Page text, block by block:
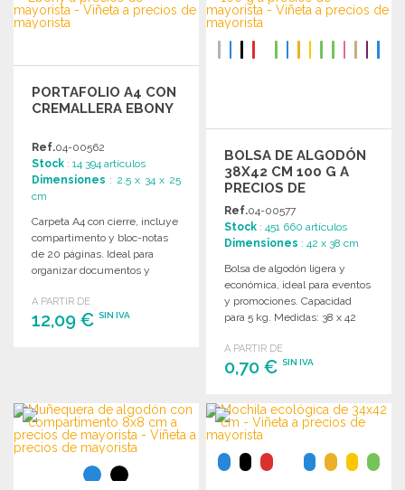
Solicitar un presupuesto Solicitar un presupuesto
PORTAFOLIO A4 CON
CREMALLERA EBONY
Ref.04-00562
Stock : 14 394 artículos
Dimensiones : 2.5 x 34 x 25
cm
Carpeta A4 con cierre, incluye
compartimento y bloc-notas
de 20 páginas. Ideal para
organizar documentos y
Dimensiones: 34 x 2,5 x 25
cm.
A PARTIR DE
12,09 € SIN IVA
BOLSA DE ALGODÓN
38X42 CM 100 G A
PRECIOS DE
MAYORISTA
Ref.04-00577
Stock : 451 660 artículos
Dimensiones : 42 x 38 cm
Bolsa de algodón ligera y
económica, ideal para eventos
y promociones. Capacidad
para 5 kg. Medidas: 38 x 42
A PARTIR DE
0,70 €SIN IVA
PEDIR
Solicitar un presupuesto